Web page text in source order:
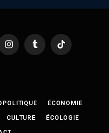
InstagramTumblr TikTok
ÉCONOMIE
CULTURE ÉCOLOGIE